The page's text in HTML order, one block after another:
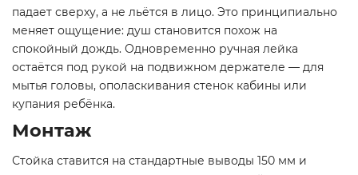
падает сверху, а не льётся в лицо. Это принципиально
меняет ощущение: душ становится похож на
спокойный дождь. Одновременно ручная лейка
остаётся под рукой на подвижном держателе — для
мытья головы, ополаскивания стенок кабины или
купания ребёнка.
Монтаж
Стойка ставится на стандартные выводы 150 мм и